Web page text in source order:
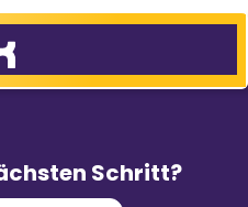
Schritt?